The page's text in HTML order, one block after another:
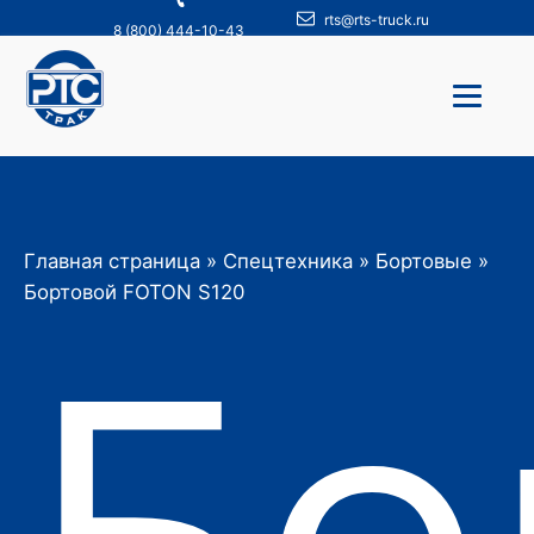
8 (800) 444-10-43
rts@rts-truck.ru
Главная страница » Спецтехника » Бортовые »
Бортовой FOTON S120